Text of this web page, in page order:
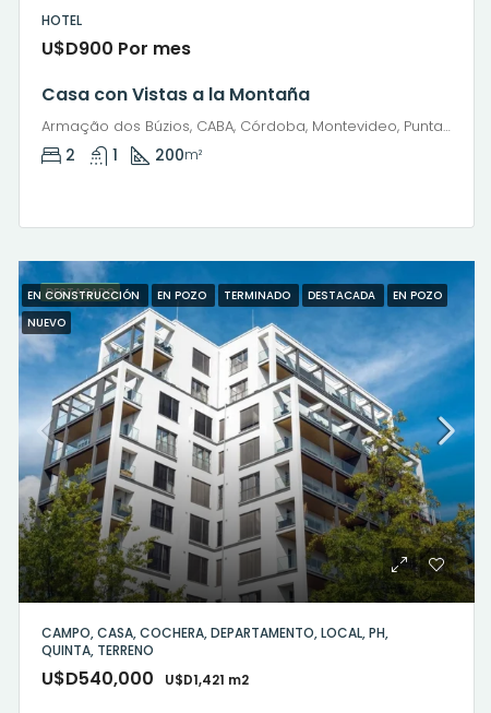
HOTEL
U$D900 Por mes
Casa con Vistas a la Montaña
Armação dos Búzios, CABA, Córdoba, Montevideo, Punta del Este, Rosario, Santiago de Chile, Valparaíso, Villa Dolores, Viña del Mar
2 1 200m²
DESTACADO
EN CONSTRUCCIÓN EN POZO TERMINADO DESTACADA
EN POZO
NUEVO
CAMPO, CASA, COCHERA, DEPARTAMENTO, LOCAL, PH,
QUINTA, TERRENO
U$D540,000 U$D1,421 m2